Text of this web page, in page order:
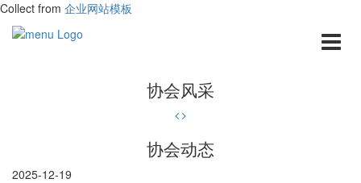
Collect from 企业网站模板
协会风采
协会动态
2025-12-19